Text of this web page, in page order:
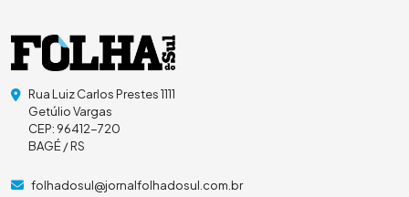
Rua Luiz Carlos Prestes 1111
Getúlio Vargas
CEP: 96412-720
BAGÉ / RS
folhadosul@jornalfolhadosul.com.br